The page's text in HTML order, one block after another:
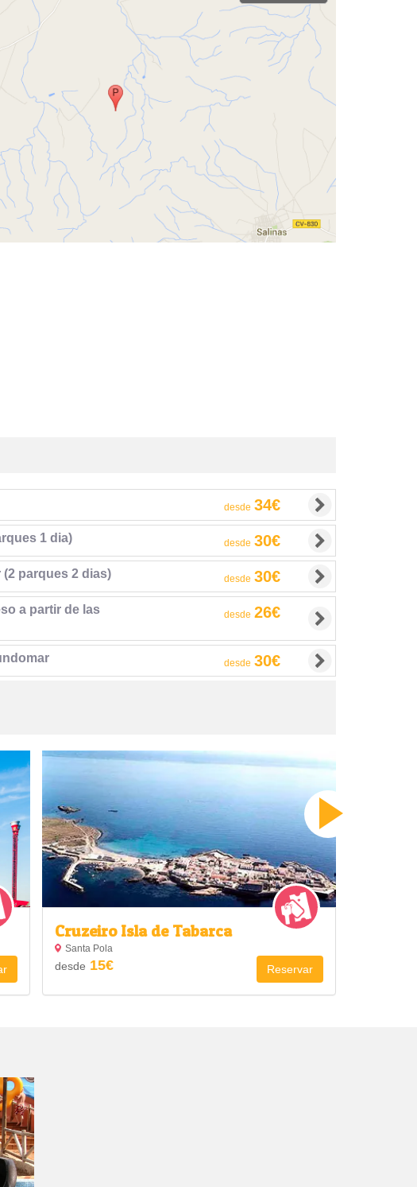
desde 34€
1 dia) desde 30€
parques 2 dias) desde 30€
a partir de las
desde 26€
desde 30€
Cruzeiro Isla de Tabarca
Santa Pola
desde 15€ Reservar